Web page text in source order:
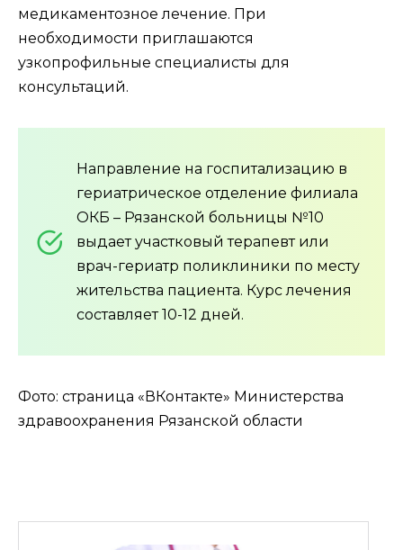
медикаментозное лечение. При
необходимости приглашаются
узкопрофильные специалисты для
консультаций.
Направление на госпитализацию в
гериатрическое отделение филиала
ОКБ – Рязанской больницы №10
выдает участковый терапевт или
врач-гериатр поликлиники по месту
жительства пациента. Курс лечения
составляет 10-12 дней.
Фото: страница «ВКонтакте» Министерства
здравоохранения Рязанской области